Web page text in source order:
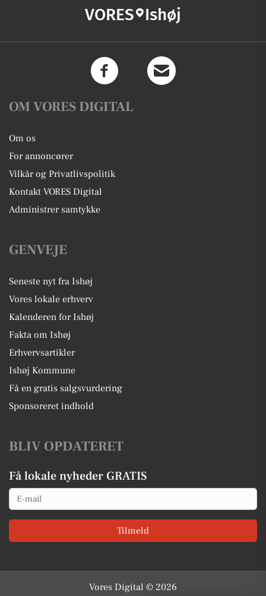
VORES Ishøj
OM VORES DIGITAL
Om os
For annoncører
Vilkår og Privatlivspolitik
Kontakt VORES Digital
Administrer samtykke
GENVEJE
Seneste nyt fra Ishøj
Vores lokale erhverv
Kalenderen for Ishøj
Fakta om Ishøj
Erhvervsartikler
Ishøj Kommune
Få en gratis salgsvurdering
Sponsoreret indhold
BLIV OPDATERET
Få lokale nyheder GRATIS
Email
Tilmeld
Vores Digital © 2026